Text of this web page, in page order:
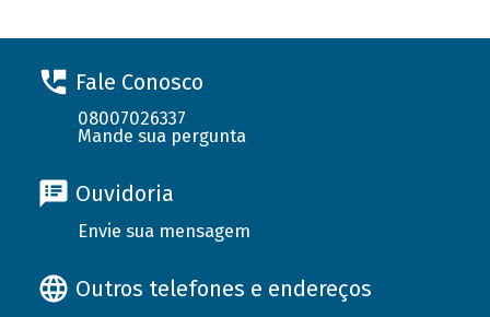
Fale Conosco
08007026337
Mande sua pergunta
Ouvidoria
Envie sua mensagem
Outros telefones e endereços